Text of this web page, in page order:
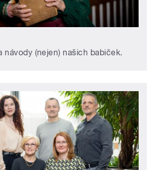
návody (nejen) našich babiček.